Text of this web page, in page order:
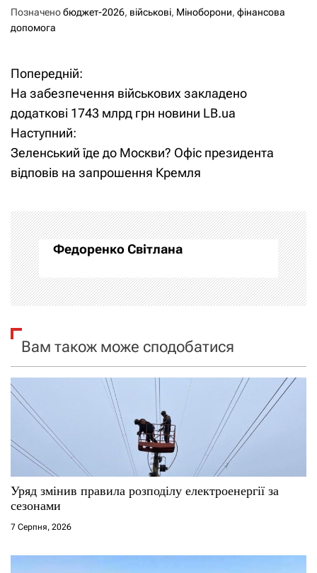
Позначенобюджет-2026, військові, Міноборони, фінансова
допомога
Н
а
в
і
а
ц
і
а
и
с
і
в
Попередній:
На забезпечення військових закладено
додаткові 1743 млрд грн новини LB.ua
Наступний:
Зеленський їде до Москви? Офіс президента
відповів на запрошення Кремля
Федоренко Світлана
Вам також може сподобатися
Уряд змінив правила розподілу електроенергії за
сезонами
7 Серпня, 2026